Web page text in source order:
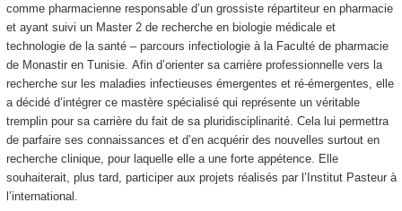
comme pharmacienne responsable d’un grossiste répartiteur en pharmacie
et ayant suivi un Master 2 de recherche en biologie médicale et
technologie de la santé – parcours infectiologie à la Faculté de pharmacie
de Monastir en Tunisie. Afin d’orienter sa carrière professionnelle vers la
recherche sur les maladies infectieuses émergentes et ré-émergentes, elle
a décidé d’intégrer ce mastère spécialisé qui représente un véritable
tremplin pour sa carrière du fait de sa pluridisciplinarité. Cela lui permettra
de parfaire ses connaissances et d’en acquérir des nouvelles surtout en
recherche clinique, pour laquelle elle a une forte appétence. Elle
souhaiterait, plus tard, participer aux projets réalisés par l’Institut Pasteur à
l’international.